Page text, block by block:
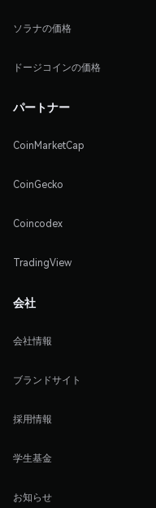
ソラナの価格
ドージコインの価格
パートナー
CoinMarketCap
CoinGecko
Coincodex
TradingView
会社
会社情報
ブランドサイト
採用情報
学生基金
お知らせ